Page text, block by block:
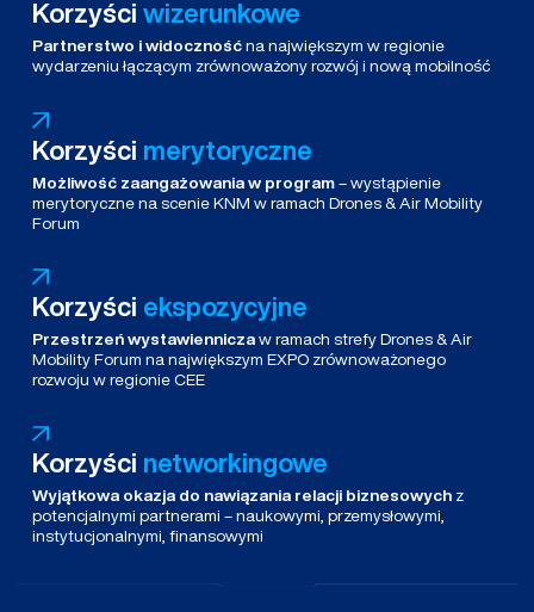
Korzyściwizerunkowe
Partnerstwo i widocznośćna największym w regionie
wydarzeniu łączącym zrównoważony rozwój i nową mobilność
Korzyści merytoryczne
Możliwość zaangażowania w program– wystąpienie
merytoryczne na scenie KNM w ramach Drones & Air Mobility
Forum
Korzyści ekspozycyjne
Przestrzeń wystawienniczaw ramach strefy Drones & Air
Mobility Forum na największym EXPO zrównoważonego
rozwoju w regionie CEE
Korzyści networkingowe
Wyjątkowa okazja do nawiązania relacji biznesowych z
potencjalnymi partnerami – naukowymi, przemysłowymi,
instytucjonalnymi, finansowymi